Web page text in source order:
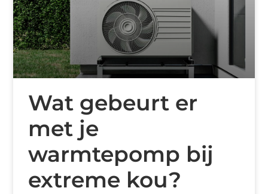
Wat gebeurt er
met je
warmtepomp bij
extreme kou?